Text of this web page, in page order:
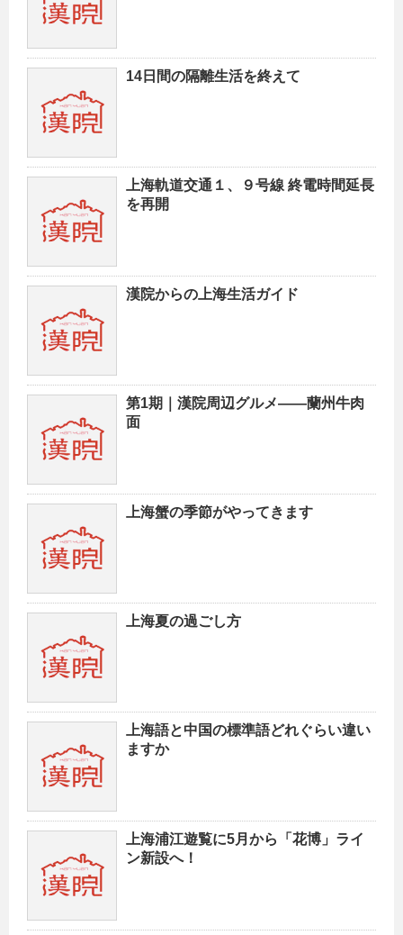
14日間の隔離生活を終えて
上海軌道交通１、９号線 終電時間延長
を再開
漢院からの上海生活ガイド
第1期｜漢院周辺グルメ——蘭州牛肉
面
上海蟹の季節がやってきます
上海夏の過ごし方
上海語と中国の標準語どれぐらい違い
ますか
上海浦江遊覧に5月から「花博」ライ
ン新設へ！